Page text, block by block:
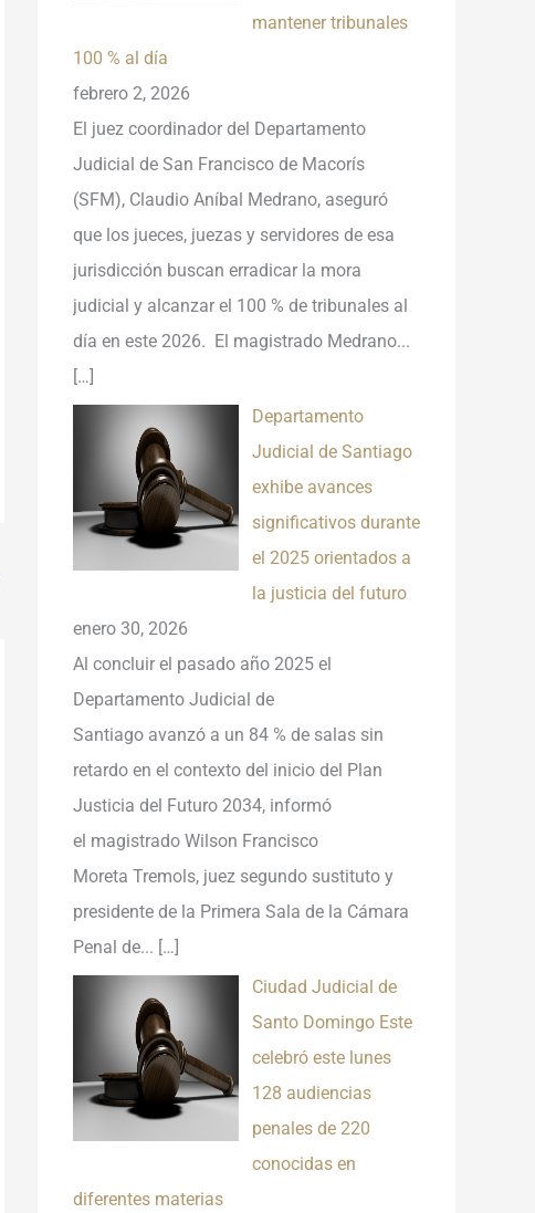
mantener tribunales
100 % al día
febrero 2, 2026
El juez coordinador del Departamento
Judicial de San Francisco de Macorís
(SFM), Claudio Aníbal Medrano, aseguró
que los jueces, juezas y servidores de esa
jurisdicción buscan erradicar la mora
judicial y alcanzar el 100 % de tribunales al
día en este 2026. El magistrado Medrano...
[…]
Departamento
Judicial de Santiago
exhibe avances
significativos durante
el 2025 orientados a
la justicia del futuro
enero 30, 2026
Al concluir el pasado año 2025 el
Departamento Judicial de
Santiago avanzó a un 84 % de salas sin
retardo en el contexto del inicio del Plan
Justicia del Futuro 2034, informó
el magistrado Wilson Francisco
Moreta Tremols, juez segundo sustituto y
presidente de la Primera Sala de la Cámara
Penal de... […]
Ciudad Judicial de
Santo Domingo Este
celebró este lunes
128 audiencias
penales de 220
conocidas en
diferentes materias